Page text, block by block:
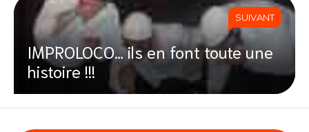
SUIVANT
IMPROLOCO… ils en font toute une
histoire !!!